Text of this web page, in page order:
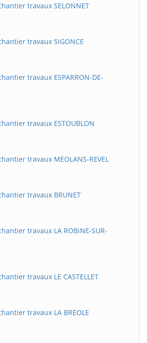
travaux SELONNET
travaux SiGONCE
travaux ESPARRON-DE-
travaux ESTOUBLON
travaux MEOLANS-REVEL
travaux BRUNET
travaux LA ROBiNE-SUR-
travaux LE CASTELLET
travaux LA BREOLE